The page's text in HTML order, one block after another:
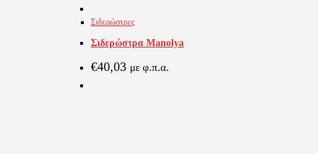
Σιδερώστρες
Σιδερώστρα Manolya
€40,03 με φ.π.α.